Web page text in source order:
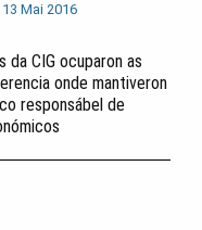
13 Mai 2016
da CIG ocuparon as
onde mantiveron
responsábel de